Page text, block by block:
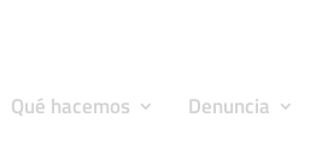
Qué hacemos Denuncia